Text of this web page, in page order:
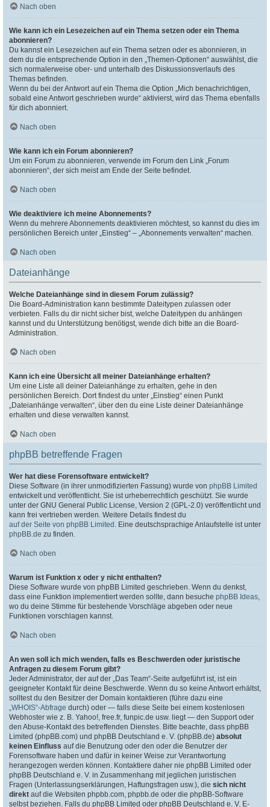
Nach oben
Wie kann ich ein Lesezeichen auf ein Thema setzen oder ein Thema
abonnieren?
Du kannst ein Lesezeichen auf ein Thema setzen oder es abonnieren, in
dem du die entsprechende Option in den „Themen-Optionen“ auswählst, die
sich normalerweise ober- und unterhalb des Diskussionsverlaufs des
Themas befinden.
Wenn du bei der Antwort auf ein Thema die Option „Mich benachrichtigen,
sobald eine Antwort geschrieben wurde“ aktivierst, wird das Thema ebenfalls
für dich abonniert.
Nach oben
Wie kann ich ein Forum abonnieren?
Um ein Forum zu abonnieren, verwende im Forum den Link „Forum
abonnieren“, der sich meist am Ende der Seite befindet.
Nach oben
Wie deaktiviere ich meine Abonnements?
Wenn du mehrere Abonnements deaktivieren möchtest, so kannst du dies im
persönlichen Bereich unter „Einstieg“ – „Abonnements verwalten“ machen.
Nach oben
Dateianhänge
Welche Dateianhänge sind in diesem Forum zulässig?
Die Board-Administration kann bestimmte Dateitypen zulassen oder
verbieten. Falls du dir nicht sicher bist, welche Dateitypen du anhängen
kannst und du Unterstützung benötigst, wende dich bitte an die Board-
Administration.
Nach oben
Kann ich eine Übersicht all meiner Dateianhänge erhalten?
Um eine Liste all deiner Dateianhänge zu erhalten, gehe in den
persönlichen Bereich. Dort findest du unter „Einstieg“ einen Punkt
„Dateianhänge verwalten“, über den du eine Liste deiner Dateianhänge
erhalten und diese verwalten kannst.
Nach oben
phpBB betreffende Fragen
Wer hat diese Forensoftware entwickelt?
Diese Software (in ihrer unmodifizierten Fassung) wurde von phpBB Limited
entwickelt und veröffentlicht. Sie ist urheberrechtlich geschützt. Sie wurde
unter der GNU General Public License, Version 2 (GPL-2.0) veröffentlicht und
kann frei vertrieben werden. Weitere Details findest du
auf der Seite von phpBB Limited . Eine deutschsprachige Anlaufstelle ist unter
phpBB.de zu finden.
Nach oben
Warum ist Funktion x oder y nicht enthalten?
Diese Software wurde von phpBB Limited geschrieben. Wenn du denkst,
dass eine Funktion implementiert werden sollte, dann besuche phpBB Ideas,
wo du deine Stimme für bestehende Vorschläge abgeben oder neue
Funktionen vorschlagen kannst.
Nach oben
An wen soll ich mich wenden, falls es Beschwerden oder juristische
Anfragen zu diesem Forum gibt?
Jeder Administrator, der auf der „Das Team“-Seite aufgeführt ist, ist ein
geeigneter Kontakt für deine Beschwerde. Wenn du so keine Antwort erhältst,
solltest du den Besitzer der Domain kontaktieren (führe dazu eine
„WHOIS“-Abfrage durch) oder — falls diese Seite bei einem kostenlosen
Webhoster wie z. B. Yahoo!, free.fr, funpic.de usw. liegt — den Support oder
den Abuse-Kontakt des betreffenden Dienstes. Bitte beachte, dass phpBB
Limited (phpBB.com) und phpBB Deutschland e. V. (phpBB.de) absolut
keinen Einfluss auf die Benutzung oder den oder die Benutzer der
Forensoftware haben und dafür in keiner Weise zur Verantwortung
herangezogen werden können. Kontaktiere daher nie phpBB Limited oder
phpBB Deutschland e. V. in Zusammenhang mit jeglichen juristischen
Fragen (Unterlassungserklärungen, Haftungsfragen usw.), die sich nicht
direkt auf die Websiten phpbb.com, phpbb.de oder die phpBB-Software
selbst beziehen. Falls du phpBB Limited oder phpBB Deutschland e. V. E-